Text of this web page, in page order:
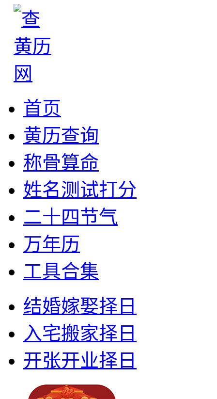
首页
黄历查询
称骨算命
姓名测试打分
二十四节气
万年历
工具合集
结婚嫁娶择日
入宅搬家择日
开张开业择日